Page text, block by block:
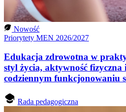
Nowość
Priorytety MEN 2026/2027
Edukacja zdrowotna w
styl życia, aktywność fizyczna
codziennym funkcjonowaniu
Rada pedagogiczna